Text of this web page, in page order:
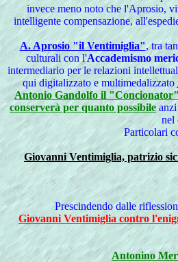
invece meno noto che l'Aprosio,
intelligente compensazione,
A. Aprosio "il Ventimiglia", tra
culturali con l'Accademismo
intermediario per le relazioni
qui digitalizzato e multimedalizzato
Antonio Gandolfo il
conserverà per quanto possibile
nel
Particolari
Giovanni Ventimiglia, patrizio
Prescindendo dalle
Giovanni Ventimiglia contro
Antonino